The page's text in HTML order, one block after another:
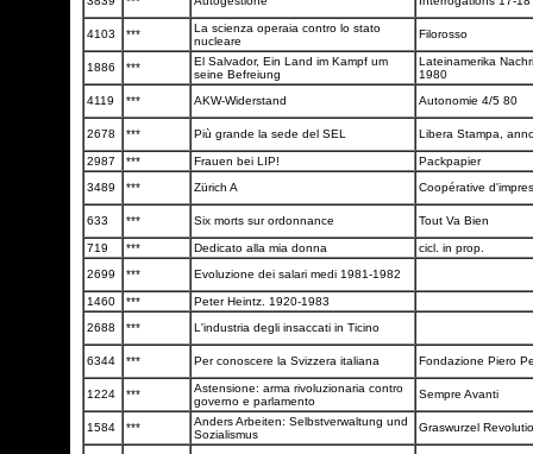
4103 ***
La scienza operaia contro lo stato
nucleare
Filorosso
1886 ***
El Salvador, Ein Land im Kampf um
seine Befreiung
Lateinamerika
1980
4119
*** AKW-Widerstand Autonomie 4/5 80
2678 *** Più grande la sede del SEL Libera Stampa,
2987 *** Frauen bei LIP!
Packpapier
3489
*** Zürich A Coopérative
633 *** Six morts sur ordonnance Tout Va Bien
719 *** Dedicato alla mia donna
cicl. in prop.
2699
*** Evoluzione dei salari medi 1981-1982
1460 ***
Peter Heintz. 1920-1983
2688
*** L'industria degli insaccati in Ticino
6344 *** Per conoscere la Svizzera italiana Fondazione Piero
1224 ***
Astensione: arma rivoluzionaria contro
governo e parlamento
Sempre Avanti
1584 ***
Anders Arbeiten: Selbstverwaltung und
Sozialismus
Graswurzel